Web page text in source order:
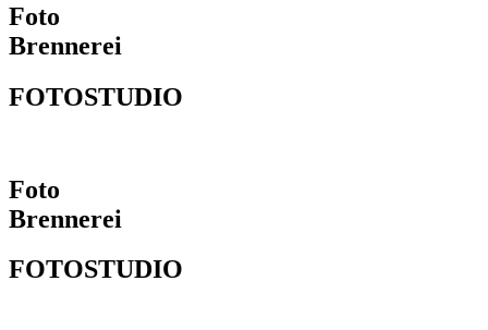
Foto
Brennerei
FOTOSTUDIO
Foto
Brennerei
FOTOSTUDIO